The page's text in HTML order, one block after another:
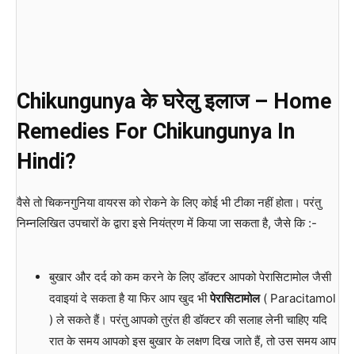
Chikungunya के घरेलु इलाज – Home
Remedies For Chikungunya In
Hindi?
वैसे तो चिकनगुनिया वायरस को रोकने के लिए कोई भी टीका नहीं होता। परंतु
निम्नलिखित उपचारों के द्वारा इसे नियंत्रण में किया जा सकता है, जैसे कि :-
बुखार और दर्द को कम करने के लिए डॉक्टर आपको पेरासिटामोल जैसी
दवाइयां दे सकता है या फिर आप खुद भीपेरासिटामोल( Paracitamol
) ले सकते हैं। परंतु आपको तुरंत ही डॉक्टर की सलाह लेनी चाहिए यदि
रात के समय आपको इस बुखार के लक्षण दिख जाते हैं, तो उस समय आप